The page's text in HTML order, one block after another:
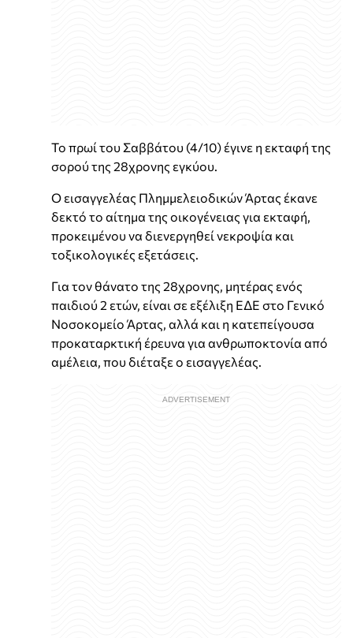
Το πρωί του Σαββάτου (4/10) έγινε η εκταφή της
σορού της 28χρονης εγκύου.
Ο εισαγγελέας Πλημμελειοδικών Άρτας έκανε
δεκτό το αίτημα της οικογένειας για εκταφή,
προκειμένου να διενεργηθεί νεκροψία και
τοξικολογικές εξετάσεις.
Για τον θάνατο της 28χρονης, μητέρας ενός
παιδιού 2 ετών, είναι σε εξέλιξη ΕΔΕ στο Γενικό
Νοσοκομείο Άρτας, αλλά και η κατεπείγουσα
προκαταρκτική έρευνα για ανθρωποκτονία από
αμέλεια, που διέταξε ο εισαγγελέας.